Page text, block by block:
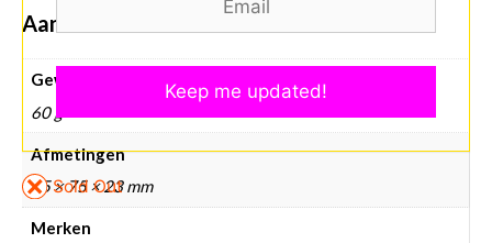
Aanvullende informatie
Gewicht
60 g
Afmetingen
75 × 75 × 23 mm
Merken
Sold Out